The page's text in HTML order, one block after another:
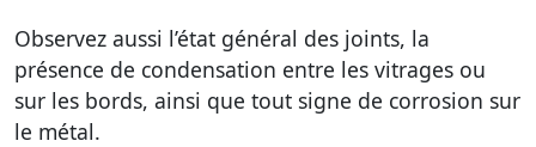
Observez aussi l’état général des joints, la
présence de condensation entre les vitrages ou
sur les bords, ainsi que tout signe de corrosion sur
le métal.